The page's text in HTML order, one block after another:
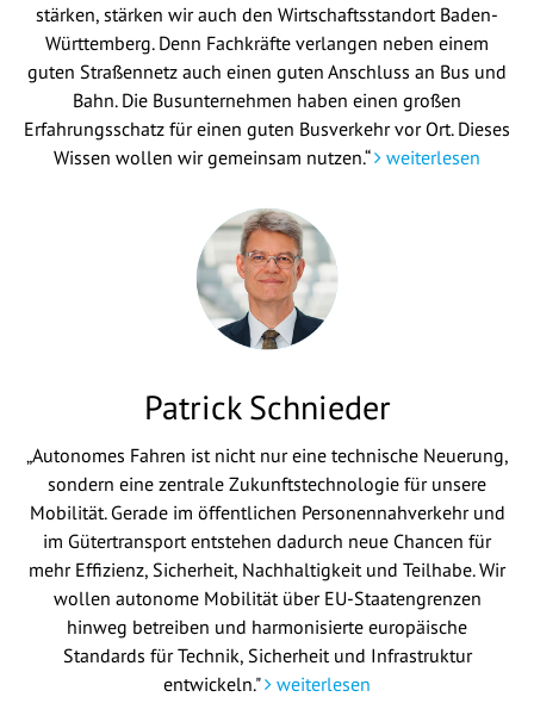
stärken, stärken wir auch den Wirtschaftsstandort Baden-
Württemberg. Denn Fachkräfte verlangen neben einem
guten Straßennetz auch einen guten Anschluss an Bus und
Bahn. Die Busunternehmen haben einen großen
Erfahrungsschatz für einen guten Busverkehr vor Ort. Dieses
Wissen wollen wir gemeinsam nutzen.“
weiterlesen
Patrick Schnieder
„Autonomes Fahren ist nicht nur eine technische Neuerung,
sondern eine zentrale Zukunftstechnologie für unsere
Mobilität. Gerade im öffentlichen Personennahverkehr und
im Gütertransport entstehen dadurch neue Chancen für
mehr Effizienz, Sicherheit, Nachhaltigkeit und Teilhabe. Wir
wollen autonome Mobilität über EU-Staatengrenzen
hinweg betreiben und harmonisierte europäische
Standards für Technik, Sicherheit und Infrastruktur
entwickeln."
weiterlesen